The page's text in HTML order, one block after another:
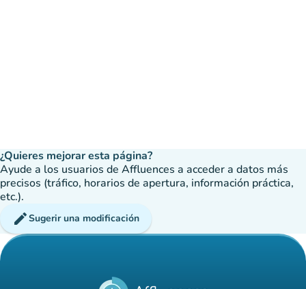
¿Quieres mejorar esta página?
Ayude a los usuarios de Affluences a acceder a datos más
precisos (tráfico, horarios de apertura, información práctica,
etc.).
editSugerir una modificación